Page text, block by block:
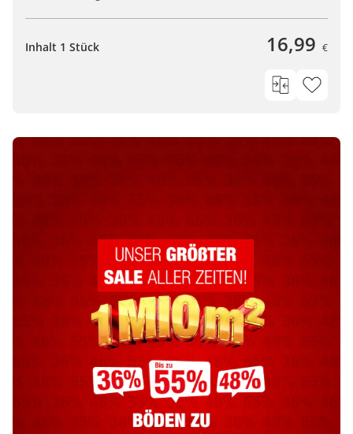
Inhalt 1 Stück 16,99 €